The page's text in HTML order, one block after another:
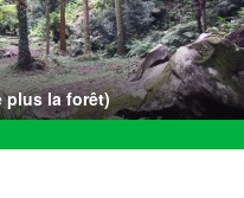
plus la forêt)